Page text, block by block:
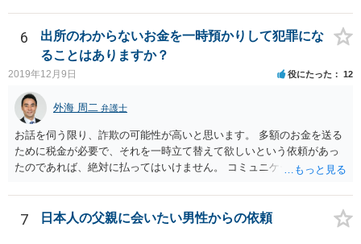
6
出所のわからないお金を一時預かりして犯罪にな
ることはありますか？
2019年12月9日 役にたった 12
外海 周二 弁護士
お話を伺う限り、詐欺の可能性が高いと思います。 多額のお金を送る
ために税金が必要で、それを一時立て替えて欲しいという依頼があっ
たのであれば、絶対に払ってはいけません。 コミュニケーションサイ
ん。 預かって欲しいお金を送るなどというのは虚言であり、単にあな
たから金銭を詐取しようとしている可能性が高いです。 間に合えばよ
7 日本人の父親に会いたい男性からの依頼